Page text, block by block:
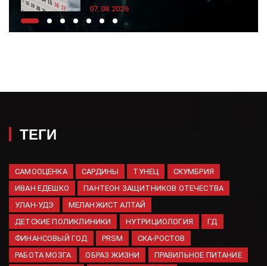
07.08.2026
Творог, сметана и горсть
улучшающий память и
здоровье мозга
07.08.2026
Снаряды летят мстить:
найдены виновные в терактах
ВСУ против РФ
07.08.2026
ТЕГИ
САМООЦЕНКА САРДИНЫ ТУНЕЦ
СКУМБРИЯ
ИВАН ЕДЕШКО
ПАНТЕОН ЗАЩИТНИКОВ ОТЕЧЕСТВА
УЛАН-УДЭ
МЕЛАНЖИСТ АЛТАЙ
ДЕТСКИЕ ПОЛИКЛИНИКИ
НУТРИЦИОЛОГИЯ
ГД
ФИНАНСОВЫЙ ГОД
PRSM
СКА-РОСТОВ
РАБОТА МОЗГА
ОБРАЗ ЖИЗНИ
ПРАВИЛЬНОЕ ПИТАНИЕ